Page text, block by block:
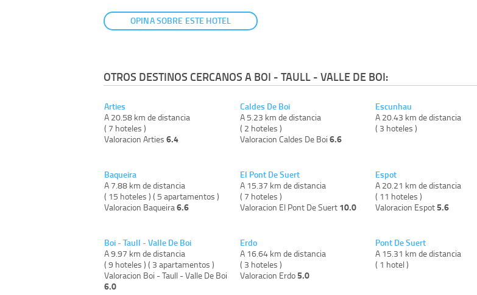
OPINA SOBRE ESTE HOTEL
OTROS DESTINOS CERCANOS A BOI - TAULL - VALLE DE BOI:
Arties
A 20.58 km de distancia
( 7 hoteles )
Valoracion Arties 6.4
Baqueira
A 7.88 km de distancia
( 15 hoteles ) ( 5 apartamentos )
Valoracion Baqueira 6.6
Boi - Taull - Valle De Boi
A 9.97 km de distancia
( 9 hoteles ) ( 3 apartamentos )
Valoracion Boi - Taull - Valle De Boi
6.0
Caldes De Boi
A 5.23 km de distancia
( 2 hoteles )
Valoracion Caldes De Boi 6.6
El Pont De Suert
A 15.37 km de distancia
( 7 hoteles )
Valoracion El Pont De Suert 10.0
Erdo
A 16.64 km de distancia
( 3 hoteles )
Valoracion Erdo5.0
Escunhau
A 20.43 km de distancia
( 3 hoteles )
Espot
A 20.21 km de distancia
( 11 hoteles )
Valoracion Espot5.6
Pont De Suert
A 15.31 km de distancia
( 1 hotel )